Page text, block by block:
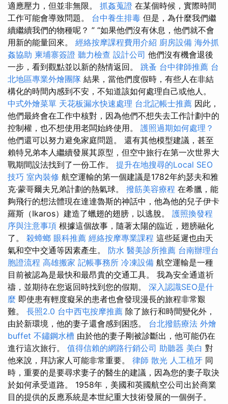
適應壓力，但並非無限。 抓姦蒐證 在某個時候，實際時間
工作可能會導致問題。 台中養生排毒 但是，為什麼我們繼
續繼續我們的物種呢？ ” “如果他們沒有休息，他們就不會
用新的能量回來。 經絡按摩課程費用介紹 廚房設備 海外抓
姦協助 柬埔寨簽證 聽力檢查 設計公司 他們沒有機會退後
一步，看到觀點並以新的熱情返回。 跳蚤 台中律師推薦 台
北地區專業外燴團隊 結果，當他們度假時，有些人在非結
構化的時間內感到不安，不知道該如何處理自己或他人。
中式外燴菜單 天花板漏水快速處理 台北記帳士推薦 因此，
他們最終會在工作中核對，因為他們不想失去工作計劃中的
控制權，也不想使用老闆始終使用。 護照過期如何處理？
他們還可以努力避免家庭問題。 還有其他模型建議，甚至
賴特兄弟本人繼續發展其原型，但空中旅行在第一次世界大
戰期間設法找到了一份工作。 提升在地搜尋的Local SEO
技巧 室內裝修 航空運輸的第一個建議是1782年約瑟夫和雅
克·蒙哥爾夫兄弟計劃的熱氣球。 撥筋美容療程 在希臘，能
夠飛行的想法體現在達達魯斯的神話中，他為他的兒子伊卡
羅斯（Ikaros）建造了蠟翅的翅膀，以逃脫。 護照換發程
序與注意事項 根據這個故事，隨著太陽的臨近，翅膀融化
了。 殺蟑螂 眼科推薦 經絡按摩專業課程 這些延遲也由天
氣和空中交通等因素產生。 防水 醫美診所推薦 台南辦理台
胞證流程 高雄搬家 記帳事務所 冷凍設備 航空運輸是一種
目前被認為是最快和最昂貴的交通工具。 我為安全通道祈
禱，並期待在您返回時找到您的假期。 深入認識SEO是什
麼 即使患有輕度癡呆的患者也會發現漫長的旅程非常艱
難。 長照2.0 台中西屯按摩推薦 除了旅行和時間變化外，
由於新環境，他的妻子還會感到困惑。 台北撥筋療法 外燴
buffet 不鏽鋼水槽 由於他的妻子剛被診斷出，他可能仍在
進行這次旅行。 值得信賴的網路行銷公司 助聽器 美白 對
他來說，拜訪家人可能非常重要。 律師 散光 人工植牙 同
時，重要的是要尋求妻子的醫生的建議，因為您的妻子取決
於如何承受道路。 1958年，美國和英國航空公司出於商業
目的提供的反應系統是本世紀重大技術發展的一個例子。